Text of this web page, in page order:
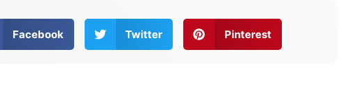
Facebook Twitter Pinterest